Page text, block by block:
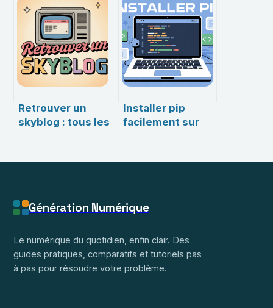
efficacement
dans tous vos
fichiers
que vous n’êtes
pas un robot :
comprendre et
réagir
efficacement
Retrouver un
skyblog : tous les
ancien blog
Installer pip
facilement sur
astuces
Génération Numérique
Le numérique du quotidien, enfin clair. Des
guides pratiques, comparatifs et tutoriels pas
à pas pour résoudre votre problème.